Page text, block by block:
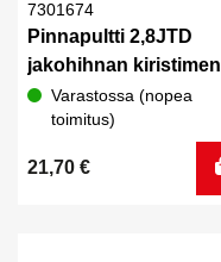
7301674
Pinnapultti 2,8JTD
jakohihnan kiristimen
Varastossa (nopea
toimitus)
21,70 €